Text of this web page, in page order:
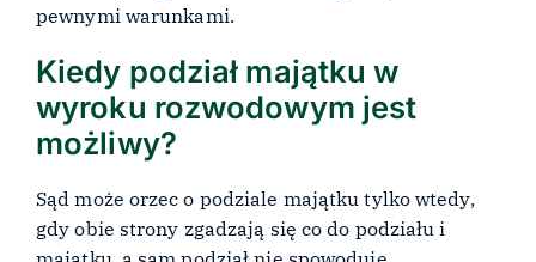
pewnymi warunkami.
Kiedy podział majątku w
wyroku rozwodowym jest
możliwy?
Sąd może orzec o podziale majątku tylko wtedy,
gdy obie strony zgadzają się co do podziału i